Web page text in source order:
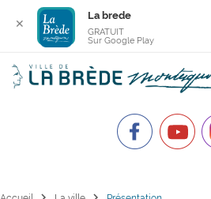
✕
La brede
GRATUIT
Sur Google Play